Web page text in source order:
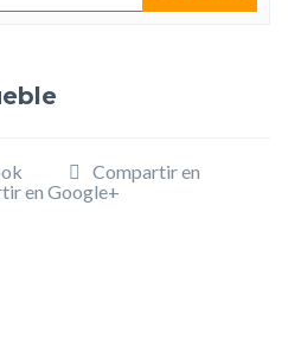
Compartir en
en Google+